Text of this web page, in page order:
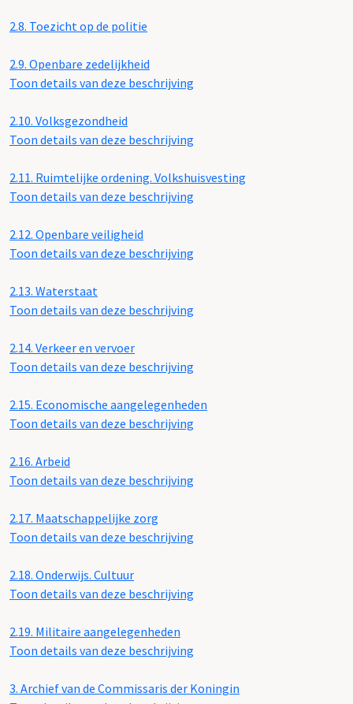
2.8. Toezicht op de politie
2.9. Openbare zedelijkheid
Toon details van deze beschrijving
2.10. Volksgezondheid
Toon details van deze beschrijving
2.11. Ruimtelijke ordening. Volkshuisvesting
Toon details van deze beschrijving
2.12. Openbare veiligheid
Toon details van deze beschrijving
2.13. Waterstaat
Toon details van deze beschrijving
2.14. Verkeer en vervoer
Toon details van deze beschrijving
2.15. Economische aangelegenheden
Toon details van deze beschrijving
2.16. Arbeid
Toon details van deze beschrijving
2.17. Maatschappelijke zorg
Toon details van deze beschrijving
2.18. Onderwijs. Cultuur
Toon details van deze beschrijving
2.19. Militaire aangelegenheden
Toon details van deze beschrijving
3. Archief van de Commissaris der Koningin